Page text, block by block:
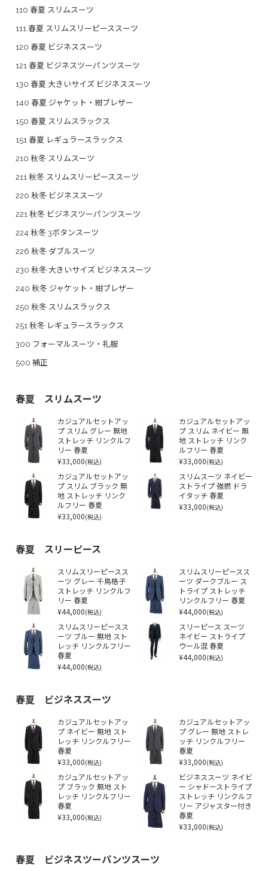
110 春夏 スリムスーツ
111 春夏 スリムスリーピーススーツ
120 春夏 ビジネススーツ
121 春夏 ビジネスツーパンツスーツ
130 春夏 大きいサイズ ビジネススーツ
140 春夏 ジャケット・紺ブレザー
150 春夏 スリムスラックス
151 春夏 レギュラースラックス
210 秋冬 スリムスーツ
211 秋冬 スリムスリーピーススーツ
220 秋冬 ビジネススーツ
221 秋冬 ビジネスツーパンツスーツ
224 秋冬 3ボタンスーツ
226 秋冬 ダブルスーツ
230 秋冬 大きいサイズ ビジネススーツ
240 秋冬 ジャケット・紺ブレザー
250 秋冬 スリムスラックス
251 秋冬 レギュラースラックス
300 フォーマルスーツ・礼服
500 補正
春夏 スリムスーツ
カジュアルセットアッ
プ スリム グレー 無地
ストレッチ リンクルフ
リー 春夏
¥33,000(税込)
カジュアルセットアッ
プ スリム ネイビー 無
地 ストレッチ リンク
ルフリー 春夏
¥33,000(税込)
カジュアルセットアッ
プ スリム ブラック 無
地 ストレッチ リンク
ルフリー 春夏
¥33,000(税込)
スリムスーツ ネイビー
ストライプ 強撚 ドラ
イタッチ 春夏
¥33,000(税込)
春夏 スリーピース
スリムスリーピースス
ーツ グレー 千鳥格子
ストレッチ リンクルフ
リー 春夏
¥44,000(税込)
スリムスリーピースス
ーツ ダークブルー ス
トライプ ストレッチ
リンクルフリー 春夏
¥44,000(税込)
スリムスリーピースス
ーツ ブルー 無地 スト
レッチ リンクルフリー
春夏
¥44,000(税込)
スリーピース スーツ
ネイビー ストライプ
ウール混 春夏
¥44,000(税込)
春夏 ビジネススーツ
カジュアルセットアッ
プ ネイビー 無地 スト
レッチ リンクルフリー
春夏
¥33,000(税込)
カジュアルセットアッ
プ グレー 無地 ストレ
ッチ リンクルフリー
春夏
¥33,000(税込)
カジュアルセットアッ
プ ブラック 無地 スト
レッチ リンクルフリー
春夏
¥33,000(税込)
ビジネススーツ ネイビ
ー シャドーストライプ
ストレッチ リンクルフ
リー アジャスター付き
春夏
¥33,000(税込)
春夏 ビジネスツーパンツスーツ